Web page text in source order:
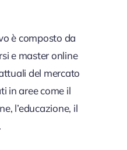
è composto da
e master online
del mercato
in aree come il
l’educazione, il